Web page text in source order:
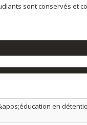
sont conservés et
décroissant
en